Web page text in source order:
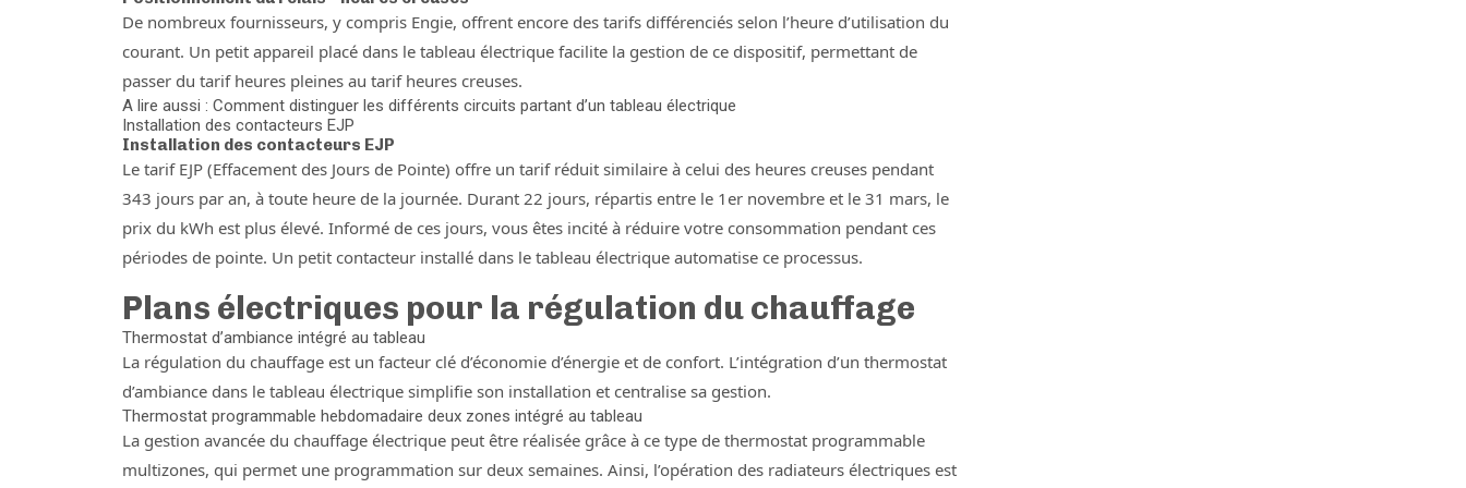
De nombreux fournisseurs, y compris Engie, offrent encore des tarifs différenciés selon l’heure d’utilisation du
courant. Un petit appareil placé dans le tableau électrique facilite la gestion de ce dispositif, permettant de
passer du tarif heures pleines au tarif heures creuses.
A lire aussi : Comment distinguer les différents circuits partant d’un tableau électrique
Installation des contacteurs EJP
Installation des contacteurs EJP
Le tarif EJP (Effacement des Jours de Pointe) offre un tarif réduit similaire à celui des heures creuses pendant
343 jours par an, à toute heure de la journée. Durant 22 jours, répartis entre le 1er novembre et le 31 mars, le
prix du kWh est plus élevé. Informé de ces jours, vous êtes incité à réduire votre consommation pendant ces
périodes de pointe. Un petit contacteur installé dans le tableau électrique automatise ce processus.
Plans électriques pour la régulation du chauffage
Thermostat d’ambiance intégré au tableau
La régulation du chauffage est un facteur clé d’économie d’énergie et de confort. L’intégration d’un thermostat
d’ambiance dans le tableau électrique simplifie son installation et centralise sa gestion.
Thermostat programmable hebdomadaire deux zones intégré au tableau
La gestion avancée du chauffage électrique peut être réalisée grâce à ce type de thermostat programmable
multizones, qui permet une programmation sur deux semaines. Ainsi, l’opération des radiateurs électriques est